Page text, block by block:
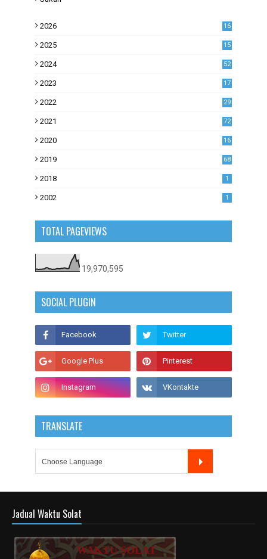
2026 16
2025 15
2024 52
2023
17
2022
29
2021
72
2020
16
2019
68
2018 1
2002 1
TOTAL PAGEVIEWS
19,970,595
SOCIAL PLUGIN
TRANSLATE
Jadual Waktu Solat